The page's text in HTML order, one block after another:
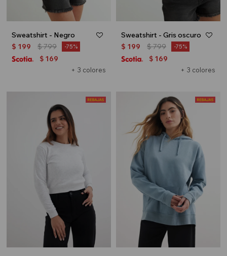
Sweatshirt - Negro
+ 3 colores
$ 199 $799 75
$ 169
Sweatshirt - Gris oscuro
+ 3 colores
$ 199 $799 75
$ 169